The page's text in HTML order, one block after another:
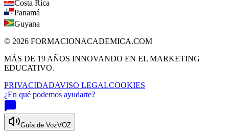
Costa Rica
Panamá
Guyana
© 2026 FORMACIONACADEMICA.COM
MÁS DE 19 AÑOS INNOVANDO EN EL MARKETING
EDUCATIVO.
PRIVACIDADAVISO LEGALCOOKIES
¿En qué podemos ayudarte?
Guía de VozVOZ